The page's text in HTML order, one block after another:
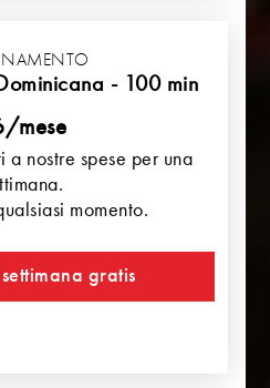
- 100 min
mese
a nostre spese per una
momento.
gratis